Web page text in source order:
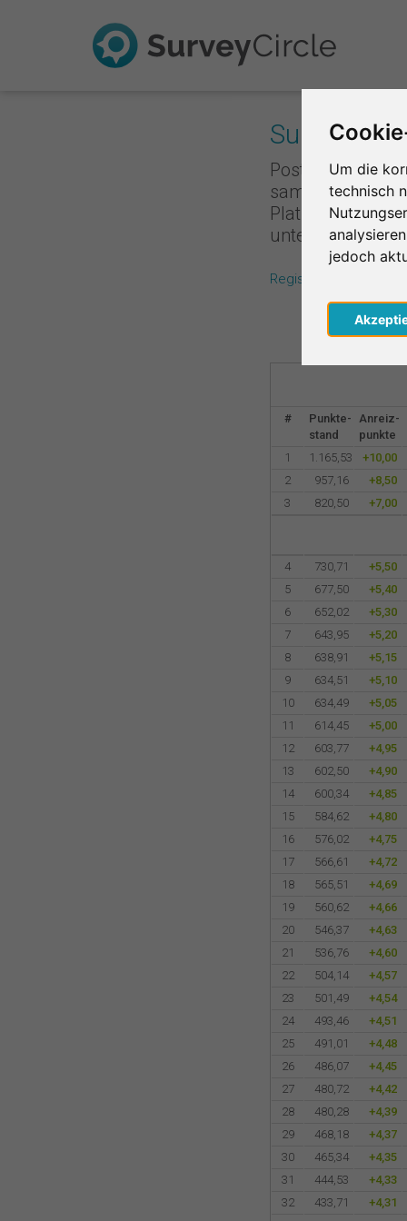
Um die
technisch
jedoch
Survey
Poste deine
sammelst du
Platzierung ist,
unterstützt,
Registriere dich
#
Punkte-
stand
Anreiz-
punkte
1
1.165,53
+10,00
2
957,16
+8,50
3
820,50 +7,00
4 730,71
+5,50
5
677,50
+5,40
6
652,02
+5,30
7
643,95
+5,20
8
638,91
+5,15
9
634,51
+5,10
10
634,49
+5,05
11
614,45
+5,00
12
603,77
+4,95
13
602,50
+4,90
14
600,34
+4,85
15
584,62
+4,80
16
576,02
+4,75
17
566,61
+4,72
18
565,51
+4,69
19
560,62
+4,66
20
546,37
+4,63
21
536,76
+4,60
22
504,14
+4,57
23
501,49
+4,54
24
493,46
+4,51
25
491,01
+4,48
26
486,07
+4,45
27
480,72
+4,42
28
480,28
+4,39
29
468,18
+4,37
30
465,34
+4,35
31
444,53
+4,33
32
433,71
+4,31